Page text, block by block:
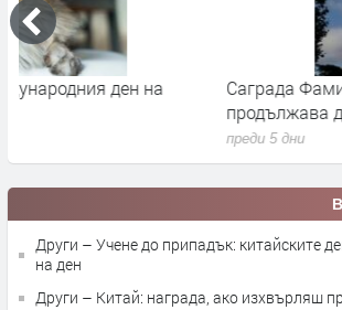
Саграда Фамилия – вечната мечта на
продължава да изумява света
Други – Учене до припадък: китайските
на ден
Други – Китай: награда, ако изхвърляш